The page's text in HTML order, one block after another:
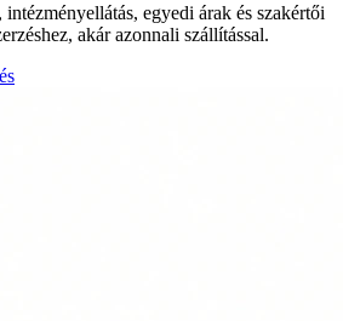
egyedi árak és szakértői
akár azonnali szállítással.